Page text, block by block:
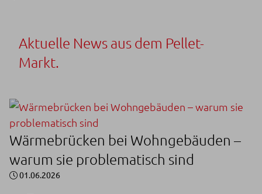
Aktuelle News aus dem Pellet-
Markt.
Wärmebrücken bei Wohngebäuden –
warum sie problematisch sind
01.06.2026